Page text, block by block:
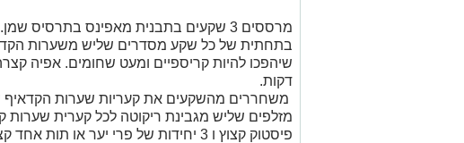
מרססים 3 שקעים בתבנית מאפינס בתרסיס שמן.
בתחתית של כל שקע מסדרים שליש משערות
שיהפכו להיות קריספיים ומעט שחומים. אפיה
דקות.
משחררים מהשקעים את קעריות שערות הקדאיף
מזלפים שליש מגבינת ריקוטה לכל קערית
פיסטוק קצוץ ו 3 יחידות של פרי יער או תות אחד קצוץ